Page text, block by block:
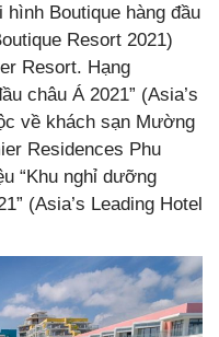
hình Boutique hàng đầu
Resort 2021)
Resort. Hạng
châu Á 2021” (Asia’s
về khách sạn Mường
Residences Phu
“Khu nghỉ dưỡng
(Asia’s Leading Hotel